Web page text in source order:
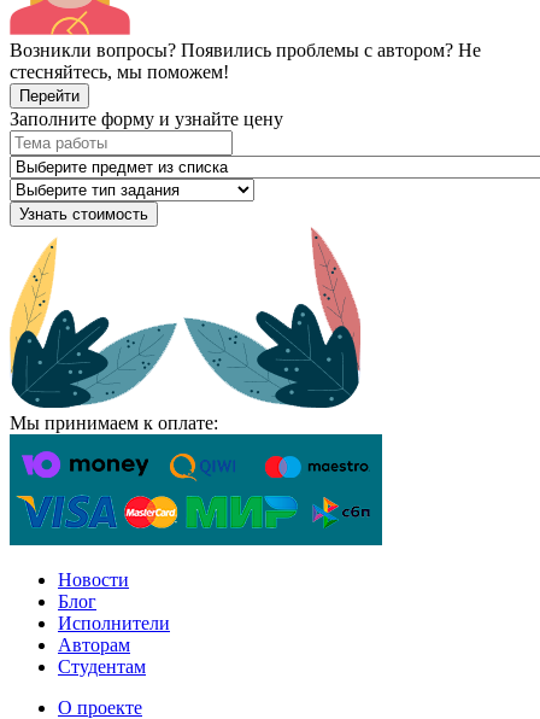
Возникли вопросы? Появились проблемы с автором? Не
стесняйтесь, мы поможем!
Перейти
Заполните форму и узнайте цену
Узнать стоимость
Мы принимаем к оплате:
Новости
Блог
Исполнители
Авторам
Студентам
О проекте